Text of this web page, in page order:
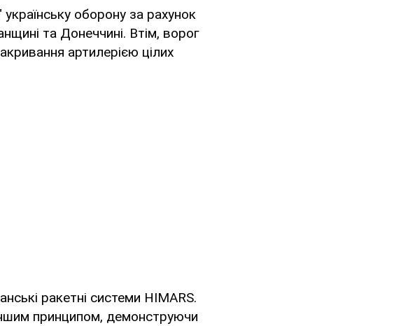
оборону за рахунок
та Донеччині. Втім, ворог
артилерією цілих
ракетні системи HIMARS.
принципом, демонструючи